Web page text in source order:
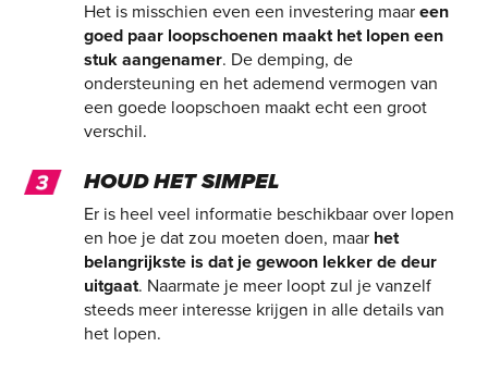
Het is misschien even een investering maar een
goed paar loopschoenen maakt het lopen een
stuk aangenamer. De demping, de
ondersteuning en het ademend vermogen van
een goede loopschoen maakt echt een groot
verschil.
HOUD HET SIMPEL
Er is heel veel informatie beschikbaar over lopen
en hoe je dat zou moeten doen, maar het
belangrijkste is dat je gewoon lekker de deur
uitgaat. Naarmate je meer loopt zul je vanzelf
steeds meer interesse krijgen in alle details van
het lopen.